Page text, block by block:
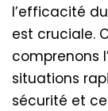
l’efficacité
est cruciale.
comprenons
situations
sécurité et